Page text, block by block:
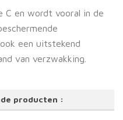
C en wordt vooral in de
een uitstekend
van verzwakking.
producten :